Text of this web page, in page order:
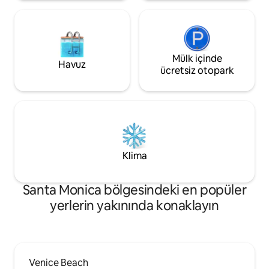
Havuz
Mülk içinde
ücretsiz otopark
Klima
Santa Monica bölgesindeki en popüler
yerlerin yakınında konaklayın
Venice Beach